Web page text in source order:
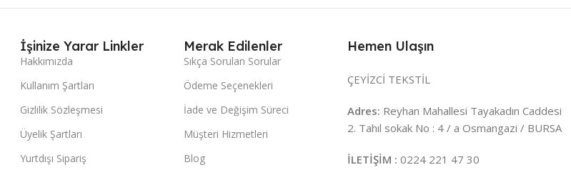
İşinize Yarar Linkler
Hakkımızda
Kullanım Şartları
Gizlilik Sözleşmesi
Üyelik Şartları
Yurtdışı Sipariş
Merak Edilenler
Sıkça Sorulan Sorular
Ödeme Seçenekleri
İade ve Değişim Süreci
Müşteri Hizmetleri
Blog
Hemen Ulaşın
ÇEYİZCİ TEKSTİL
Adres: Reyhan Mahallesi Tayakadın Caddesi
2. Tahıl sokak No : 4 / a Osmangazi / BURSA
İLETİŞİM : 0224 221 47 30